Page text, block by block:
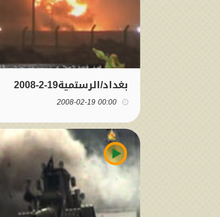
بغداد/الرستمية19-2-2008
00:00 2008-02-19